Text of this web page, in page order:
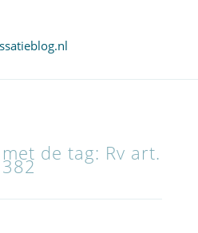
de tag: Rv art.
382